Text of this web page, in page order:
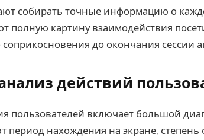
собирать точные информацию о
полную картину взаимодействия
соприкосновения до окончания сессии
действий
пользователей включает большой
период нахождения на экране, степень